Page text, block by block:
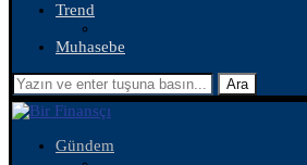
Trend
Muhasebe
Ara
Gündem